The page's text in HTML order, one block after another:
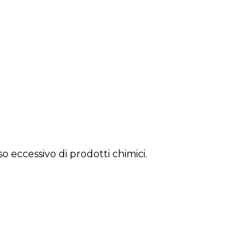
eccessivo di prodotti chimici.